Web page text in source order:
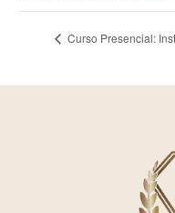
Curso Presencial: